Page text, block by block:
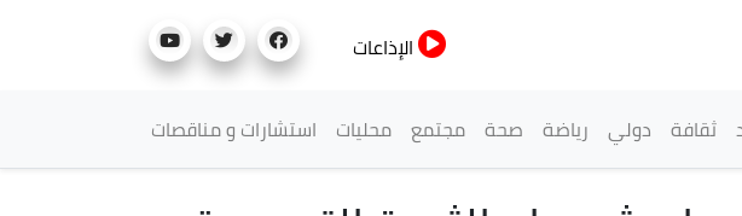
الإذاعات
ثقافة دولي رياضة صحة مجتمع محليات استشارات و مناقصات